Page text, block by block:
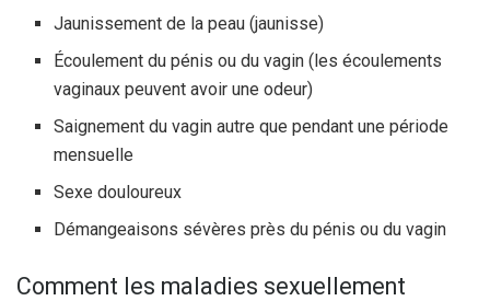
Jaunissement de la peau (jaunisse)
Écoulement du pénis ou du vagin (les écoulements
vaginaux peuvent avoir une odeur)
Saignement du vagin autre que pendant une période
mensuelle
Sexe douloureux
Démangeaisons sévères près du pénis ou du vagin
Comment les maladies sexuellement